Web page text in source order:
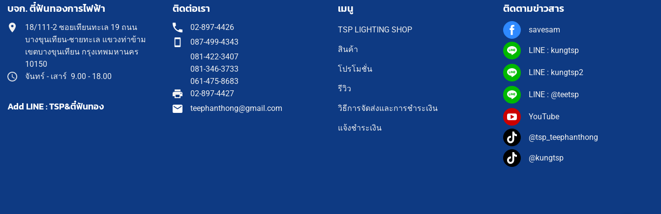
บจก. ตี๋ฟันทองการไฟฟ้า
18/111-2 ซอยเทียนทะเล 19 ถนน
บางขุนเทียน-ชายทะเล แขวงท่าข้าม
เขตบางขุนเทียน กรุงเทพมหานคร
10150
จันทร์ - เสาร์ 9.00 - 18.00
Add LINE : TSP&ตี๋ฟันทอง
ติดต่อเรา
02-897-4426
087-499-4343
081-422-3407
081-346-3733
061-475-8683
02-897-4427
teephanthong@gmail.com
เมนู
TSP LIGHTING SHOP
สินค้า
โปรโมชั่น
รีวิว
วิธีการจัดส่งและการชำระเงิน
แจ้งชำระเงิน
ติดตามข่าวสาร
savesam
LINE : kungtsp
LINE : kungtsp2
LINE : @teetsp
YouTube
@tsp_teephanthong
@kungtsp